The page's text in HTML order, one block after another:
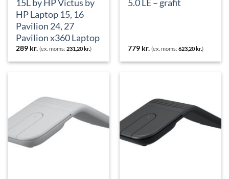
15L by HP Victus by
HP Laptop 15, 16
Pavilion 24, 27
Pavilion x360 Laptop
289 kr. (ex. moms:231,20 kr.)
5.0 LE – grafit
779 kr. (ex. moms:623,20 kr.)